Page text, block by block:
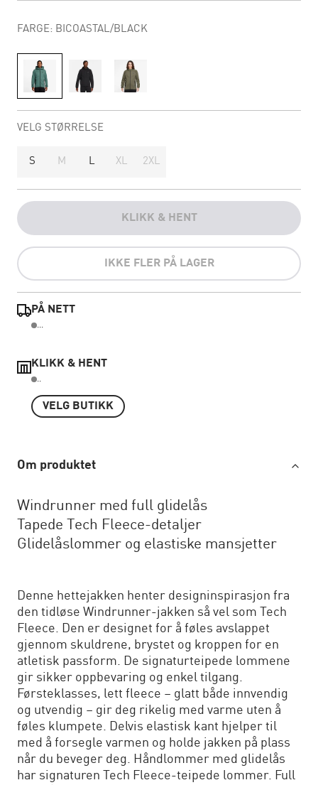
FARGE: BICOASTAL/BLACK
VELG STØRRELSE
S M L XL 2XL
KLIKK & HENT
IKKE FLER PÅ LAGER
PÅ NETT
...
KLIKK & HENT
..
VELG BUTIKK
Om produktet
Windrunner med full glidelås
Tapede Tech Fleece-detaljer
Glidelåslommer og elastiske mansjetter
Denne hettejakken henter designinspirasjon fra
den tidløse Windrunner-jakken så vel som Tech
Fleece. Den er designet for å føles avslappet
gjennom skuldrene, brystet og kroppen for en
atletisk passform. De signaturteipede lommene
gir sikker oppbevaring og enkel tilgang.
Førsteklasses, lett fleece – glatt både innvendig
og utvendig – gir deg rikelig med varme uten å
føles klumpete. Delvis elastisk kant hjelper til
med å forsegle varmen og holde jakken på plass
når du beveger deg. Håndlommer med glidelås
har signaturen Tech Fleece-teipede lommer. Full